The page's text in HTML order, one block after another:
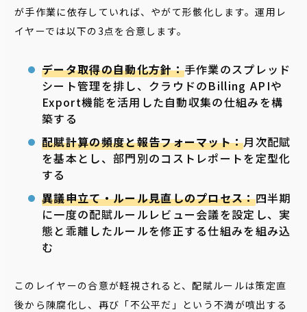
が手作業に依存していれば、やがて形骸化します。運用レ
イヤーでは以下の3点を合意します。
データ取得の自動化方針：手作業のスプレッド
シート管理を排し、クラウドのBilling APIや
Export機能を活用した自動収集の仕組みを構
築する
配賦計算の頻度と報告フォーマット：月次配賦
を基本とし、部門別のコストレポートを定型化
する
異議申立て・ルール見直しのプロセス：四半期
に一度の配賦ルールレビュー会議を設定し、実
態と乖離したルールを修正する仕組みを組み込
む
このレイヤーの合意が軽視されると、配賦ルールは策定直
後から陳腐化し、再び「不公平だ」という不満が噴出する